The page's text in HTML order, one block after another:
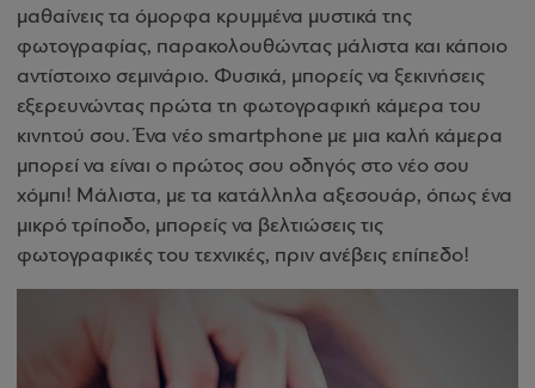
μαθαίνεις τα όμορφα κρυμμένα μυστικά της
φωτογραφίας, παρακολουθώντας μάλιστα και κάποιο
αντίστοιχο σεμινάριο. Φυσικά, μπορείς να ξεκινήσεις
εξερευνώντας πρώτα τη φωτογραφική κάμερα του
κινητού σου. Ένα νέο smartphone με μια καλή κάμερα
μπορεί να είναι ο πρώτος σου οδηγός στο νέο σου
χόμπι! Μάλιστα, με τα κατάλληλα αξεσουάρ, όπως ένα
μικρό τρίποδο, μπορείς να βελτιώσεις τις
φωτογραφικές του τεχνικές, πριν ανέβεις επίπεδο!